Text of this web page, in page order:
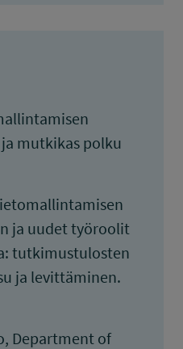
mutkikas polku
ja uudet työroolit
tutkimustulosten
ja levittäminen.
Department of